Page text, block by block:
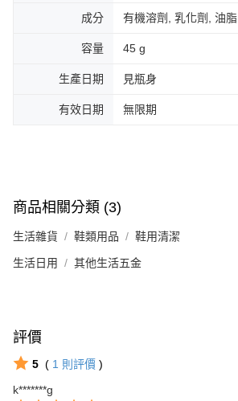
成分 有機溶劑, 乳化劑, 油脂
容量 45 g
生產日期 見瓶身
有效日期 無限期
商品相關分類 (3)
生活雜貨 鞋類用品 鞋用清潔
生活日用 其他生活五金
評價
5 ( 1 則評價 )
k*******g